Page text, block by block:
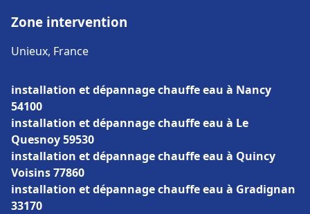
Zone intervention
Unieux, France
installation et dépannage chauffe eau à Nancy
54100
installation et dépannage chauffe eau à Le
Quesnoy 59530
installation et dépannage chauffe eau à Quincy
Voisins 77860
installation et dépannage chauffe eau à Gradignan
33170